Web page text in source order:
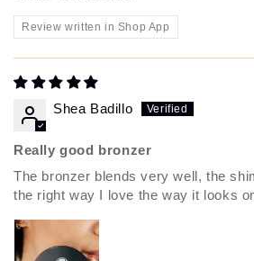
Review written in Shop App
Shea Badillo
Really good bronzer
The bronzer blends very well, the
the right way I love the way it looks